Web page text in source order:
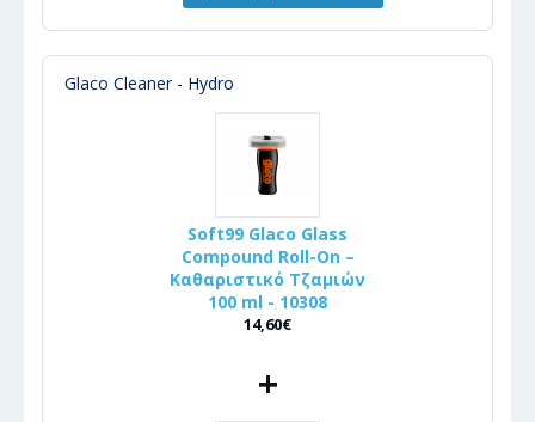
Glaco Cleaner - Hydro
Soft99 Glaco Glass
Compound Roll-On –
Καθαριστικό Τζαμιών
100 ml - 10308
14,60€
+